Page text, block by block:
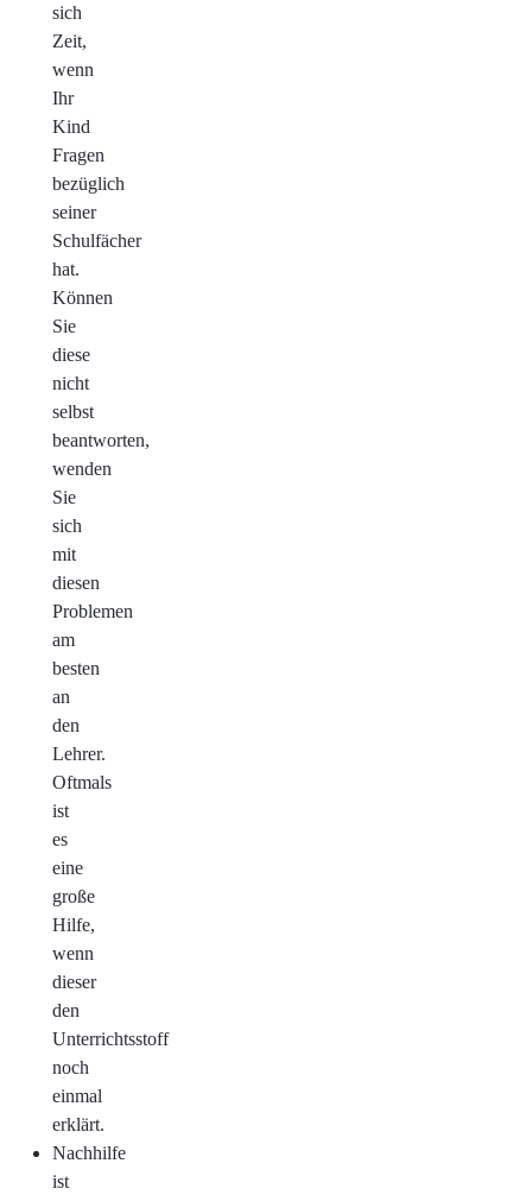
sich
Zeit,
wenn
Ihr
Kind
Fragen
bezüglich
seiner
Schulfächer
hat.
Können
Sie
diese
nicht
selbst
beantworten,
wenden
Sie
sich
mit
diesen
Problemen
am
besten
an
den
Lehrer.
Oftmals
ist
es
eine
große
Hilfe,
wenn
dieser
den
Unterrichtsstoff
noch
einmal
erklärt.
Nachhilfe
ist